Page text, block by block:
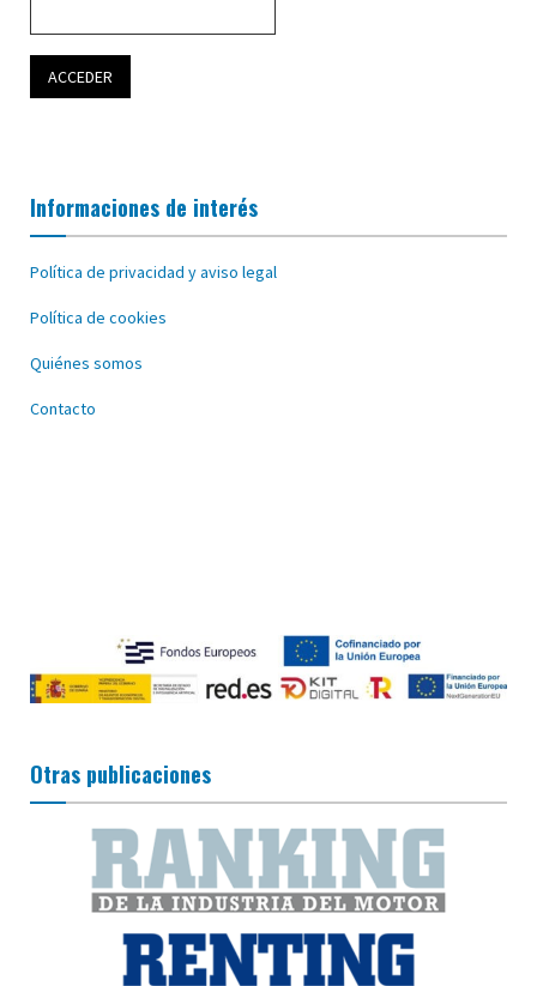
Informaciones de interés
Política de privacidad y aviso legal
Política de cookies
Quiénes somos
Contacto
Otras publicaciones